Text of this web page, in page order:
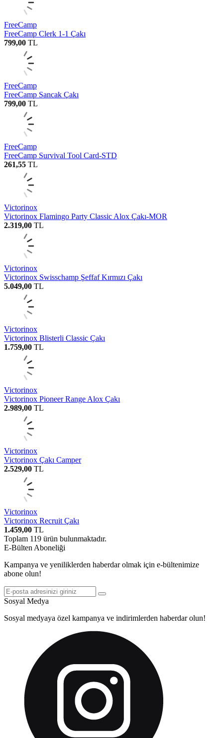
FreeCamp
FreeCamp Clerk 1-1 Çakı
799,00 TL
FreeCamp
FreeCamp Sancak Çakı
799,00 TL
FreeCamp
FreeCamp Survival Tool Card-STD
261,55 TL
Victorinox
Victorinox Flamingo Party Classic Alox Çakı-MOR
2.319,00 TL
Victorinox
Victorinox Swisschamp Şeffaf Kırmızı Çakı
5.049,00 TL
Victorinox
Victorinox Blisterli Classic Çakı
1.759,00 TL
Victorinox
Victorinox Pioneer Range Alox Çakı
2.989,00 TL
Victorinox
Victorinox Çakı Camper
2.529,00 TL
Victorinox
Victorinox Recruit Çakı
1.459,00 TL
Toplam 119 ürün bulunmaktadır.
E-Bülten Aboneliği
Kampanya ve yeniliklerden haberdar olmak için e-bültenimize
abone olun!
Sosyal Medya
Sosyal medyaya özel kampanya ve indirimlerden haberdar olun!